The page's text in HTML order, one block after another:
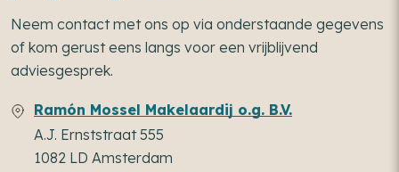
Neem contact met ons op via onderstaande gegevens
of kom gerust eens langs voor een vrijblijvend
adviesgesprek.
Ramón Mossel Makelaardij o.g. B.V.
A.J. Ernststraat 555
1082 LD Amsterdam